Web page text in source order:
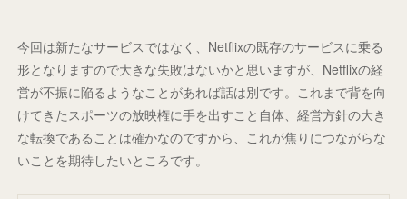
今回は新たなサービスではなく、Netflixの既存のサービスに乗る
形となりますので大きな失敗はないかと思いますが、Netflixの経
営が不振に陥るようなことがあれば話は別です。これまで背を向
けてきたスポーツの放映権に手を出すこと自体、経営方針の大き
な転換であることは確かなのですから、これが焦りにつながらな
いことを期待したいところです。